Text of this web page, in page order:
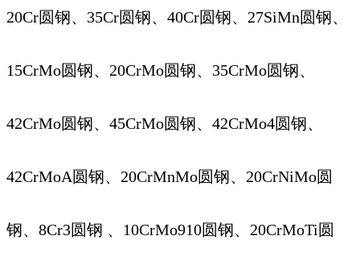
20Cr圆钢、35Cr圆钢、40Cr圆钢、27SiMn圆钢、
15CrMo圆钢、20CrMo圆钢、35CrMo圆钢、
42CrMo圆钢、45CrMo圆钢、42CrMo4圆钢、
42CrMoA圆钢、20CrMnMo圆钢、20CrNiMo圆
钢、8Cr3圆钢 、10CrMo910圆钢、20CrMoTi圆